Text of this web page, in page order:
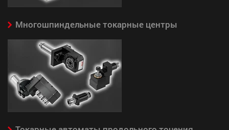
Многошпиндельные токарные центры